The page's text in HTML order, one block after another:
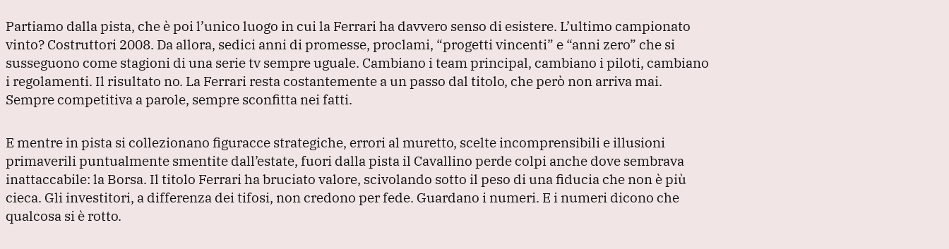
Partiamo dalla pista, che è poi l’unico luogo in cui la Ferrari ha davvero senso di esistere. L’ultimo campionato
vinto? Costruttori 2008. Da allora, sedici anni di promesse, proclami, “progetti vincenti” e “anni zero” che si
susseguono come stagioni di una serie tv sempre uguale. Cambiano i team principal, cambiano i piloti, cambiano
i regolamenti. Il risultato no. La Ferrari resta costantemente a un passo dal titolo, che però non arriva mai.
Sempre competitiva a parole, sempre sconfitta nei fatti.
E mentre in pista si collezionano figuracce strategiche, errori al muretto, scelte incomprensibili e illusioni
primaverili puntualmente smentite dall’estate, fuori dalla pista il Cavallino perde colpi anche dove sembrava
inattaccabile: la Borsa. Il titolo Ferrari ha bruciato valore, scivolando sotto il peso di una fiducia che non è più
cieca. Gli investitori, a differenza dei tifosi, non credono per fede. Guardano i numeri. E i numeri dicono che
qualcosa si è rotto.